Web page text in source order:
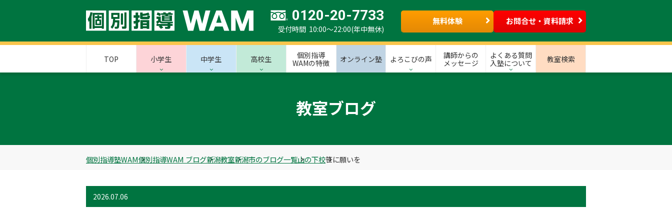
0120-20-7733
受付時間 10:00～22:00(年中無休)
無料体験 お問合せ・資料請求
TOP 小学生 中学生 高校生
個別指導
WAMの特徴
オンライン塾 よろこびの声
講師からの
メッセージ
よくある質問
入塾について
教室検索
教室ブログ
個別指導塾WAM個別指導WAM ブログ新潟教室新潟市のブログ一覧山の下校笹に願いを
2026.07.06